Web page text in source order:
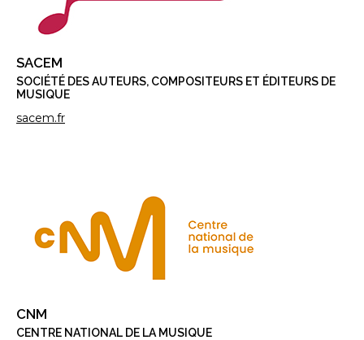
SACEM
SOCIÉTÉ DES AUTEURS, COMPOSITEURS ET ÉDITEURS DE
MUSIQUE
sacem.fr
CNM
CENTRE NATIONAL DE LA MUSIQUE